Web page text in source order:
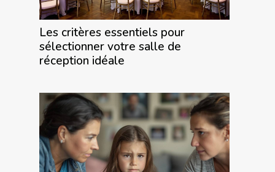
Les critères essentiels pour
sélectionner votre salle de
réception idéale